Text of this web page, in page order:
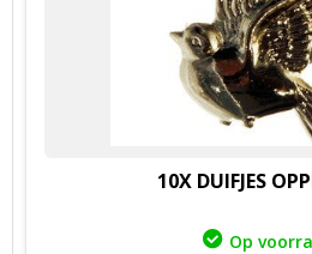
10X DUIFJES
Op